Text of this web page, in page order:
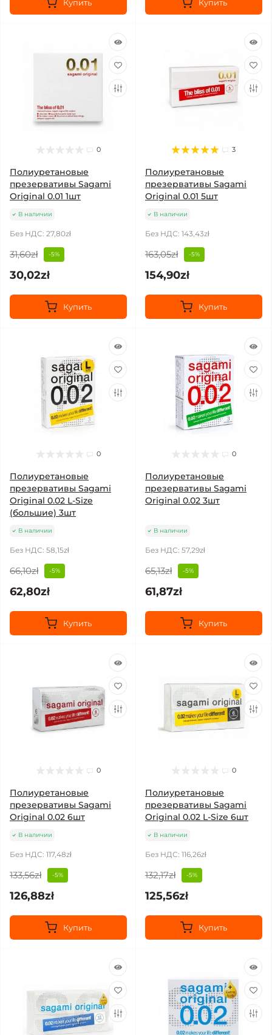
Купить Купить
0
Полиуретановые
презервативы Sagami
Original 0.01 1шт
В наличии
Без НДС: 27,80zł
31,60zł -5%
30,02zł
Купить
3
Полиуретановые
презервативы Sagami
Original 0.01 5шт
В наличии
Без НДС: 143,43zł
163,05zł -5%
154,90zł
Купить
0
Полиуретановые
презервативы Sagami
Original 0.02 L-Size
(большие) 3шт
В наличии
Без НДС: 58,15zł
66,10zł -5%
62,80zł
Купить
0
Полиуретановые
презервативы Sagami
Original 0.02 3шт
В наличии
Без НДС: 57,29zł
65,13zł -5%
61,87zł
Купить
0
Полиуретановые
презервативы Sagami
Original 0.02 6шт
В наличии
Без НДС: 117,48zł
133,56zł -5%
126,88zł
Купить
0
Полиуретановые
презервативы Sagami
Original 0.02 L-Size 6шт
В наличии
Без НДС: 116,26zł
132,17zł -5%
125,56zł
Купить